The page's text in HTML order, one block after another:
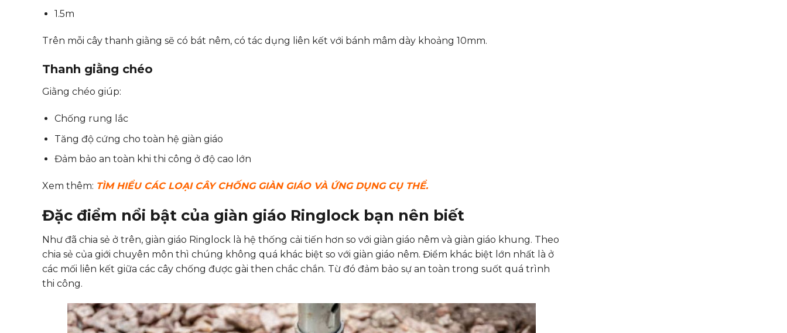
1.5m
Trên mỗi cây thanh giằng sẽ có bát nêm, có tác dụng liên kết với bánh mâm dày khoảng 10mm.
Thanh giằng chéo
Giằng chéo giúp:
Chống rung lắc
Tăng độ cứng cho toàn hệ giàn giáo
Đảm bảo an toàn khi thi công ở độ cao lớn
Xem thêm: TÌM HIỂU CÁC LOẠI CÂY CHỐNG GIÀN GIÁO VÀ ỨNG DỤNG CỤ THỂ.
Đặc điểm nổi bật của giàn giáo Ringlock bạn nên biết
Như đã chia sẻ ở trên, giàn giáo Ringlock là hệ thống cải tiến hơn so với giàn giáo nêm và giàn giáo khung. Theo
chia sẻ của giới chuyên môn thì chúng không quá khác biệt so với giàn giáo nêm. Điểm khác biệt lớn nhất là ở
các mối liên kết giữa các cây chống được gài then chắc chắn. Từ đó đảm bảo sự an toàn trong suốt quá trình
thi công.